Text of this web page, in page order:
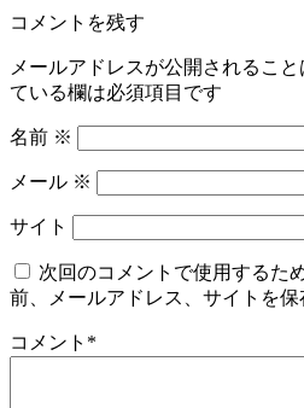
コメントを残す
メールアドレスが公開されること
ている欄は必須項目です
名前 ※
メール ※
サイト
次回のコメントで使用するた
前、メールアドレス、サイトを保
コメント *